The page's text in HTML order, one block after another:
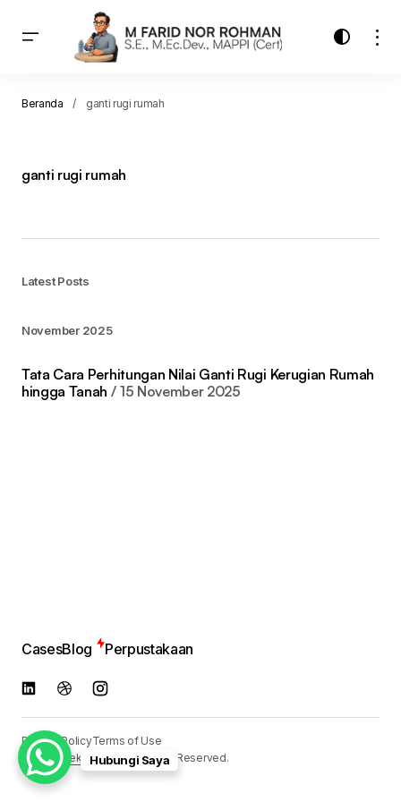
Beranda ganti rugi rumah
ganti rugi rumah
Latest Posts
November 2025
Tata Cara Perhitungan Nilai Ganti Rugi Kerugian Rumah
hingga Tanah
15 November 2025
CasesBlog Perpustakaan
Privacy PolicyTerms of Use
© 2024 Reka Media. All Rights Reserved.
Hubungi Saya